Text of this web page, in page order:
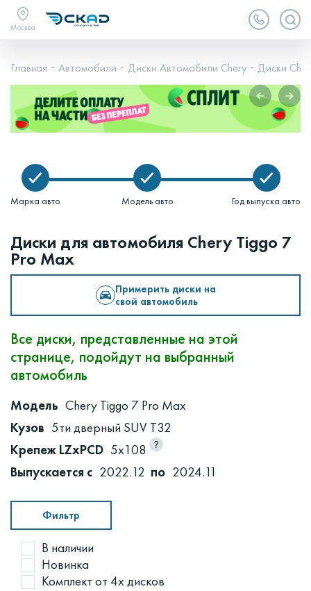
Москва
Главная Автомобили Диски Автомобили Chery Диски
Марка авто Модель авто Год выпуска авто
Диски для автомобиля Chery Tiggo 7
Pro Max
Примерить диски на
свой автомобиль
Все диски, представленные на этой
странице, подойдут на выбранный
автомобиль
Модель Chery Tiggo 7 Pro Max
Кузов 5ти дверный SUV T32
Крепеж LZxPCD 5x108
Выпускается с 2022.12 по 2024.11
В наличии
Новинка
Комплект от 4х дисков
Фильтр